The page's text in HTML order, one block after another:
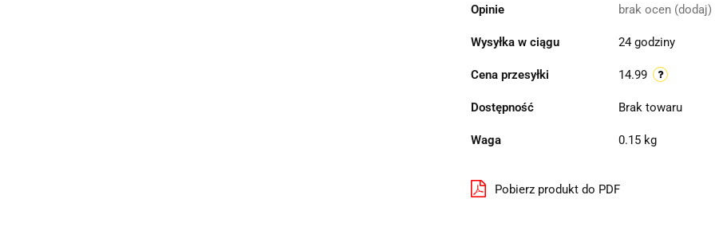
Opinie brak ocen (dodaj)
Wysyłka w ciągu 24 godziny
Cena przesyłki 14.99
Dostępność Brak towaru
Waga 0.15 kg
Pobierz produkt do PDF